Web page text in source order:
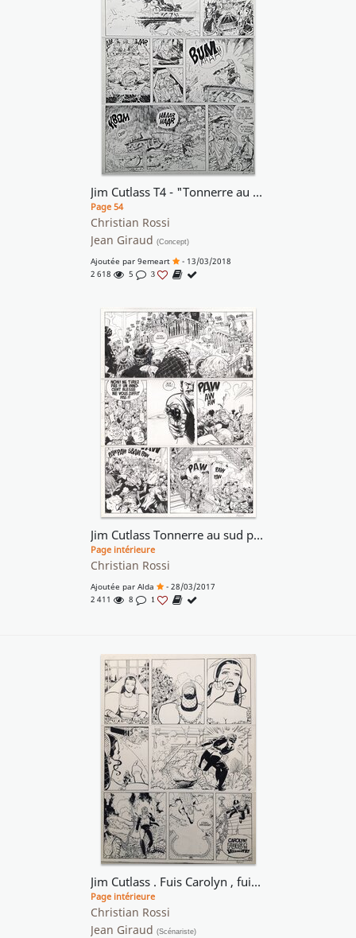
Jim Cutlass T4 - "Tonnerre au Sud"
Page 54
Christian Rossi
Jean Giraud (Concept)
Ajoutée par 9emeart
- 13/03/2018
2 618
5 3
Jim Cutlass Tonnerre au sud planche 44
Page intérieure
Christian Rossi
Ajoutée par Alda
- 28/03/2017
2 411
8 1
Jim Cutlass . Fuis Carolyn , fuis....
Page intérieure
Christian Rossi
Jean Giraud (Scénariste)